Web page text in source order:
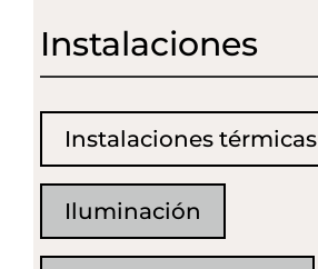
Instalaciones
Instalaciones térmicas
Iluminación